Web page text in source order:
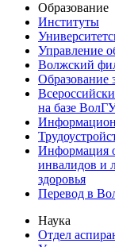
Образование
Институты
Управление
Волжский
Образование
на базе
Информация
инвалидов и
здоровья
Перевод в
Наука
Отдел